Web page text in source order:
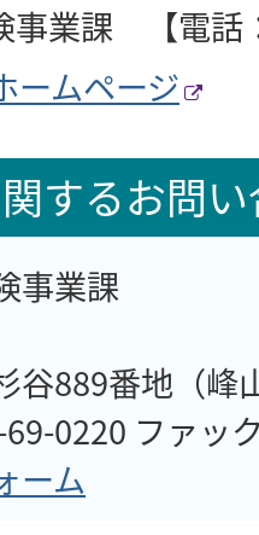
業課 【電話
ームページ
するお問
事業課
谷889番地（峰
0220 ファッ
ーム